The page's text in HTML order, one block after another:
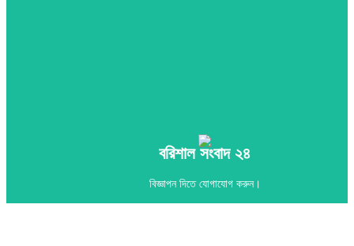
বরিশাল সংবাদ ২৪
বিজ্ঞাপন দিতে যোগাযোগ করুন।